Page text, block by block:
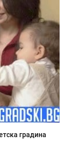
градина